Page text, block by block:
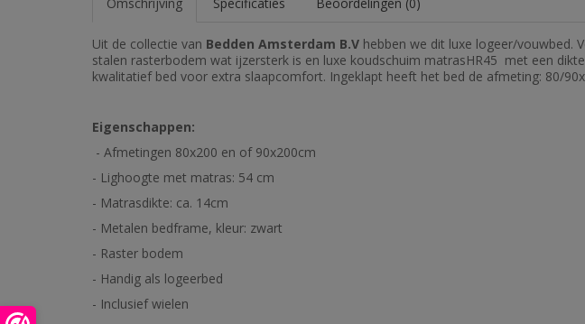
Omschrijving Specificaties Beoordelingen (0)
Uit de collectie van Bedden Amsterdam B.V hebben we dit luxe logeer/vouwbed.
stalen rasterbodem wat ijzersterk is en luxe koudschuim matrasHR45 met een
kwalitatief bed voor extra slaapcomfort. Ingeklapt heeft het bed de afmeting: 80/
Eigenschappen:
- Afmetingen 80x200 en of 90x200cm
- Lighoogte met matras: 54 cm
- Matrasdikte: ca. 14cm
- Metalen bedframe, kleur: zwart
- Raster bodem
- Handig als logeerbed
- Inclusief wielen